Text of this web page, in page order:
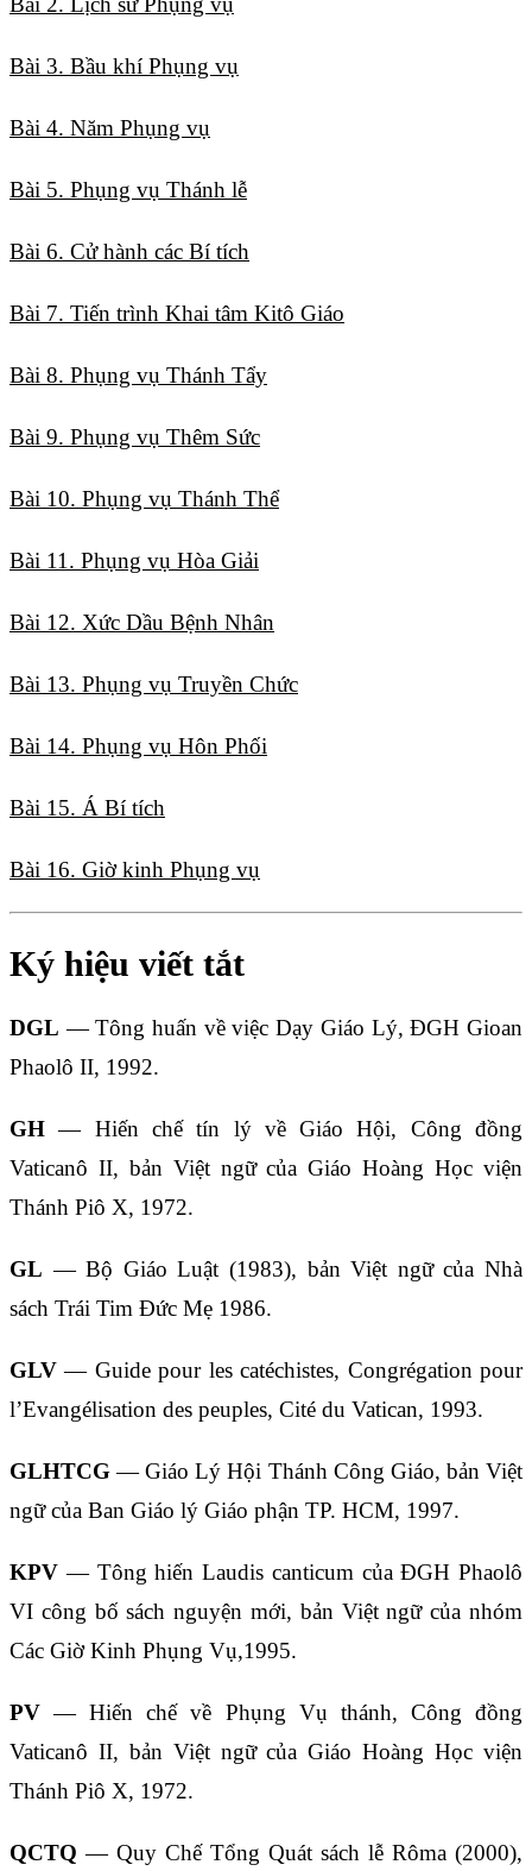
Bài 3. Bầu khí Phụng vụ
Bài 4. Năm Phụng vụ
Bài 5. Phụng vụ Thánh lễ
Bài 6. Cử hành các Bí tích
Bài 7. Tiến trình Khai tâm Kitô Giáo
Bài 8. Phụng vụ Thánh Tẩy
Bài 9. Phụng vụ Thêm Sức
Bài 10. Phụng vụ Thánh Thể
Bài 11. Phụng vụ Hòa Giải
Bài 12. Xức Dầu Bệnh Nhân
Bài 13. Phụng vụ Truyền Chức
Bài 14. Phụng vụ Hôn Phối
Bài 15. Á Bí tích
Bài 16. Giờ kinh Phụng vụ
Ký hiệu viết tắt
DGL — Tông huấn về việc Dạy Giáo Lý, ĐGH Gioan
Phaolô II, 1992.
GH — Hiến chế tín lý về Giáo Hội, Công đồng
Vaticanô II, bản Việt ngữ của Giáo Hoàng Học viện
Thánh Piô X, 1972.
GL — Bộ Giáo Luật (1983), bản Việt ngữ của Nhà
sách Trái Tim Đức Mẹ 1986.
GLV — Guide pour les catéchistes, Congrégation pour
l’Evangélisation des peuples, Cité du Vatican, 1993.
GLHTCG— Giáo Lý Hội Thánh Công Giáo, bản Việt
ngữ của Ban Giáo lý Giáo phận TP. HCM, 1997.
KPV — Tông hiến Laudis canticum của ĐGH Phaolô
VI công bố sách nguyện mới, bản Việt ngữ của nhóm
Các Giờ Kinh Phụng Vụ,1995.
PV — Hiến chế về Phụng Vụ thánh, Công đồng
Vaticanô II, bản Việt ngữ của Giáo Hoàng Học viện
Thánh Piô X, 1972.
QCTQ — Quy Chế Tổng Quát sách lễ Rôma (2000),